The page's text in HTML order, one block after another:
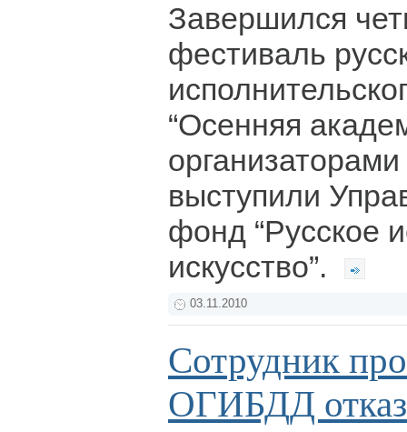
Завершился
фестиваль
“Осенняя
организаторами
выступили
фонд “Русское
искусство”.
03.11.2010
Сотрудник
ОГИБДД